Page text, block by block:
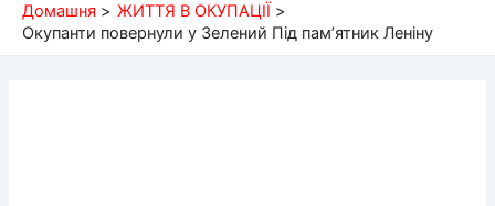
Домашня
ЖИТТЯ В ОКУПАЦІЇ
Окупанти повернули у Зелений Під пам’ятник Леніну